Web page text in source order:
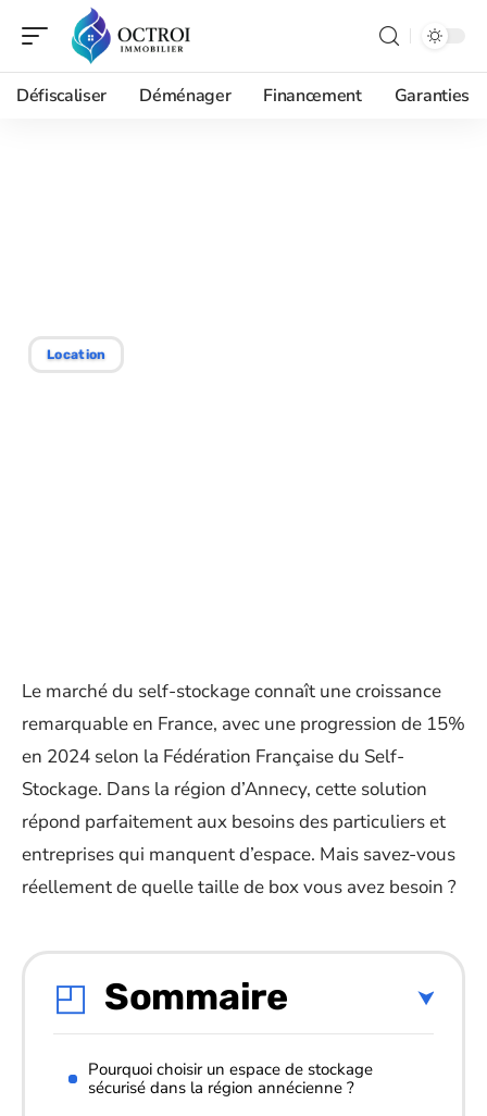
Défiscaliser Déménager Financement Garanties
Location
Le marché du self-stockage connaît une croissance
remarquable en France, avec une progression de 15%
en 2024 selon la Fédération Française du Self-
Stockage. Dans la région d’Annecy, cette solution
répond parfaitement aux besoins des particuliers et
entreprises qui manquent d’espace. Mais savez-vous
réellement de quelle taille de box vous avez besoin ?
Sommaire
Pourquoi choisir un espace de stockage
sécurisé dans la région annécienne ?